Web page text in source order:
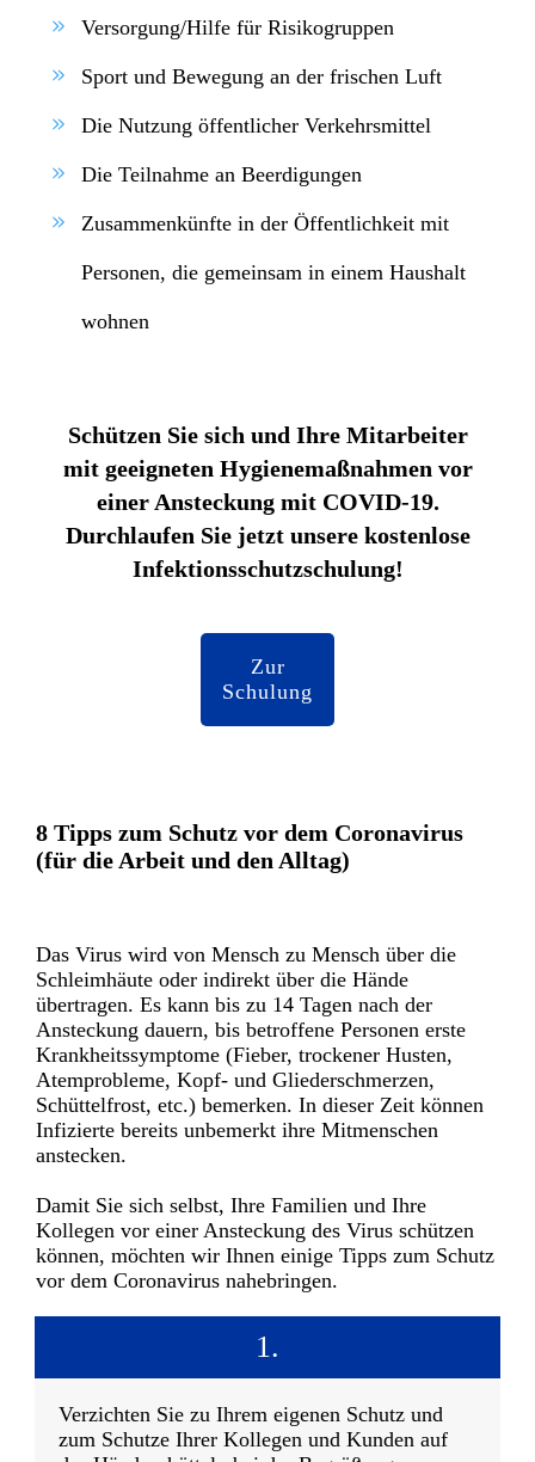
Versorgung/Hilfe für Risikogruppen
Sport und Bewegung an der frischen Luft
Die Nutzung öffentlicher Verkehrsmittel
Die Teilnahme an Beerdigungen
Zusammenkünfte in der Öffentlichkeit mit
Personen, die gemeinsam in einem Haushalt
wohnen
Schützen Sie sich und Ihre Mitarbeiter
mit geeigneten Hygienemaßnahmen vor
einer Ansteckung mit COVID-19.
Durchlaufen Sie jetzt unsere kostenlose
Infektionsschutzschulung!
Zur
Schulung
8 Tipps zum Schutz vor dem Coronavirus
(für die Arbeit und den Alltag)
Das Virus wird von Mensch zu Mensch über die
Schleimhäute oder indirekt über die Hände
übertragen. Es kann bis zu 14 Tagen nach der
Ansteckung dauern, bis betroffene Personen erste
Krankheitssymptome (Fieber, trockener Husten,
Atemprobleme, Kopf- und Gliederschmerzen,
Schüttelfrost, etc.) bemerken. In dieser Zeit können
Infizierte bereits unbemerkt ihre Mitmenschen
anstecken.
Damit Sie sich selbst, Ihre Familien und Ihre
Kollegen vor einer Ansteckung des Virus schützen
können, möchten wir Ihnen einige Tipps zum Schutz
vor dem Coronavirus nahebringen.
1.
Verzichten Sie zu Ihrem eigenen Schutz und
zum Schutze Ihrer Kollegen und Kunden auf